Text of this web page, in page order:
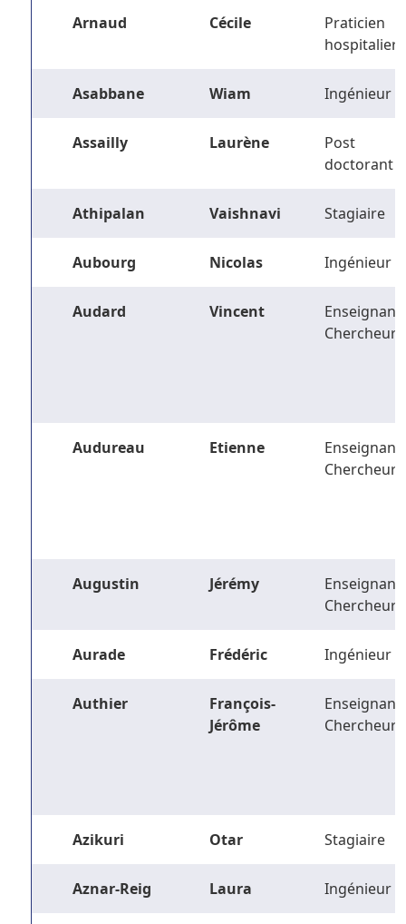
Arnaud Cécile
Praticien
hospitalier
Asabbane Wiam Ingénieur
Assailly Laurène
Post
doctorant
Athipalan Vaishnavi Stagiaire
Aubourg Nicolas Ingénieur
Audard Vincent
Enseignant-
Chercheur
Audureau Etienne
Enseignant-
Chercheur
Augustin Jérémy
Enseignant-
Chercheur
Aurade Frédéric Ingénieur
Authier
François-
Jérôme
Enseignant-
Chercheur
Azikuri Otar Stagiaire
Aznar-Reig Laura Ingénieur